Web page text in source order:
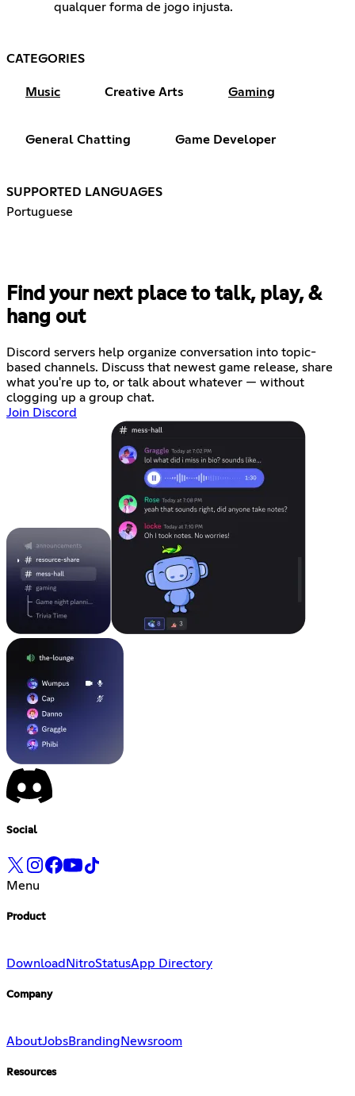
qualquer forma de jogo injusta.
CATEGORIES
Music Creative Arts Gaming
General Chatting Game Developer
SUPPORTED LANGUAGES
Portuguese
Find your next place to talk, play, &
hang out
Discord servers help organize conversation into topic-
based channels. Discuss that newest game release, share
what you're up to, or talk about whatever — without
clogging up a group chat.
Join Discord
Social
Menu
Product
Download NitroStatusApp Directory
Company
AboutJobsBranding Newsroom
Resources